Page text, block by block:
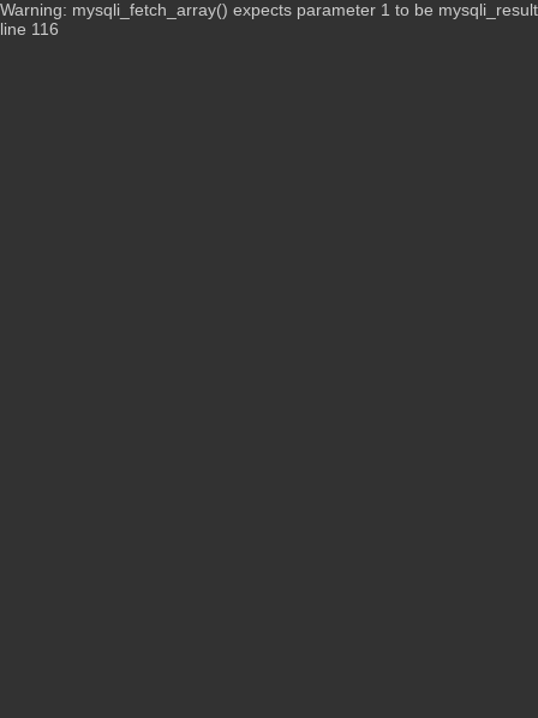
Warning: mysqli_fetch_array() expects parameter 1 to be
line 116